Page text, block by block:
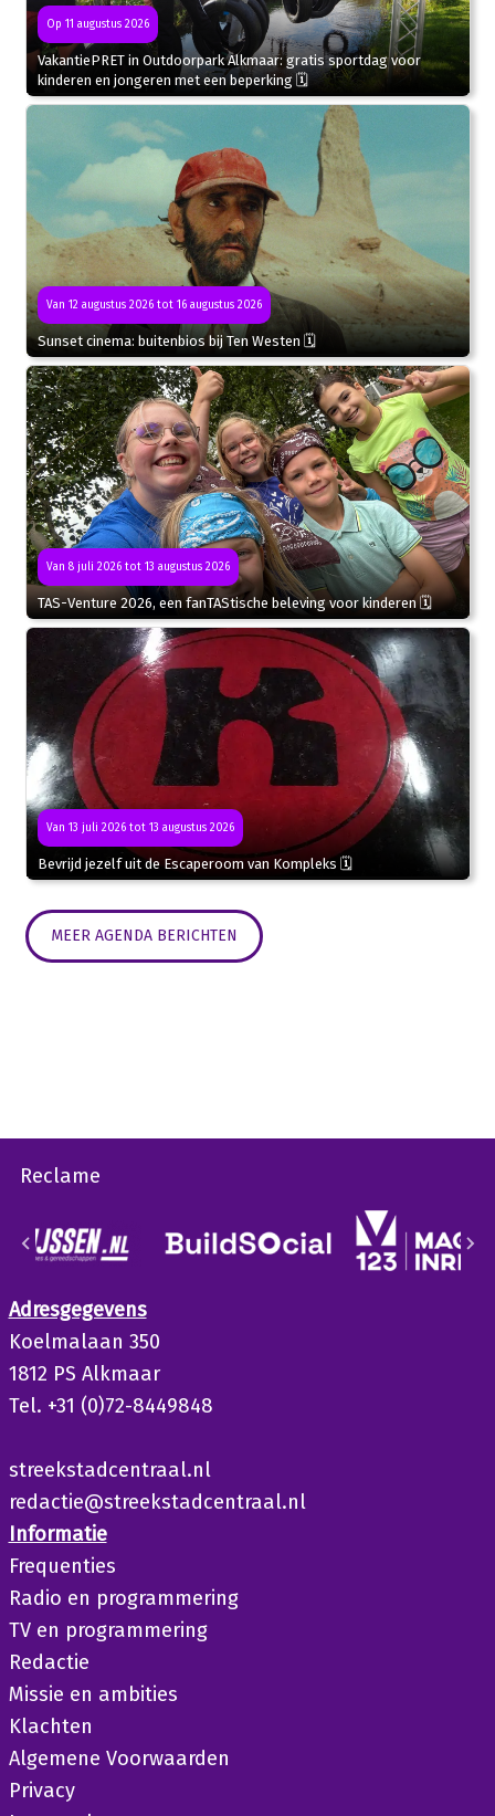
Op 11 augustus 2026
VakantiePRET in Outdoorpark Alkmaar: gratis sportdag voor
kinderen en jongeren met een beperking 🗓
Van 12 augustus 2026 tot 16 augustus 2026
Sunset cinema: buitenbios bij Ten Westen 🗓
Van 8 juli 2026 tot 13 augustus 2026
TAS-Venture 2026, een fanTAStische beleving voor kinderen 🗓
Van 13 juli 2026 tot 13 augustus 2026
Bevrijd jezelf uit de Escaperoom van Kompleks 🗓
MEER AGENDA BERICHTEN
Reclame
Adresgegevens
Koelmalaan 350
1812 PS Alkmaar
Tel. +31 (0)72-8449848
streekstadcentraal.nl
redactie@streekstadcentraal.nl
Informatie
Frequenties
Radio en programmering
TV en programmering
Redactie
Missie en ambities
Klachten
Algemene Voorwaarden
Privacy